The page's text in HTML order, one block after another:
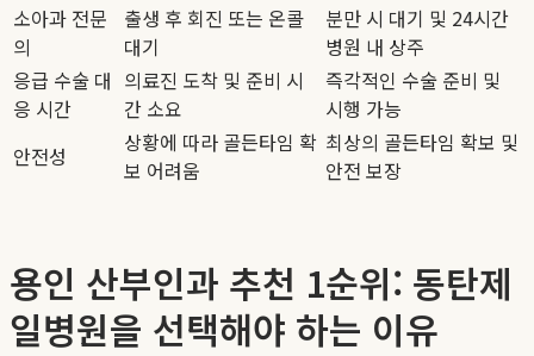
소아과 전문
의
출생 후 회진 또는 온콜
대기
분만 시 대기 및 24시간
병원 내 상주
응급 수술 대
응 시간
의료진 도착 및 준비 시
간 소요
즉각적인 수술 준비 및
시행 가능
안전성
상황에 따라 골든타임 확
보 어려움
최상의 골든타임 확보 및
안전 보장
용인 산부인과 추천 1순위: 동탄제
일병원을 선택해야 하는 이유